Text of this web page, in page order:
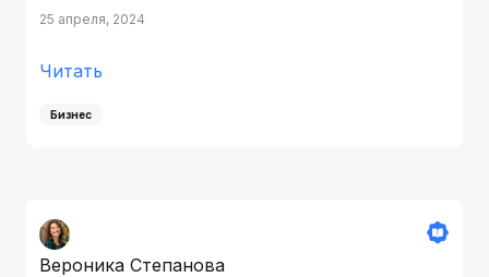
25 апреля, 2024
Читать
Бизнес
Вероника Степанова